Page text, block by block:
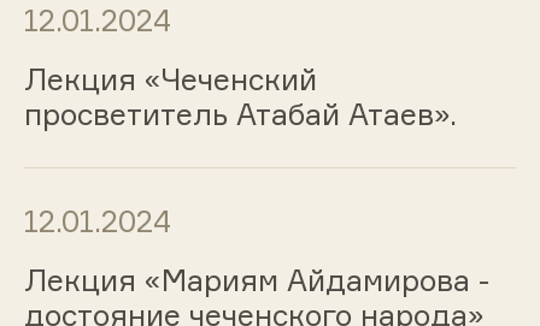
12.01.2024
Лекция «Чеченский
просветитель Атабай Атаев».
12.01.2024
Лекция «Мариям Айдамирова -
достояние чеченского народа»